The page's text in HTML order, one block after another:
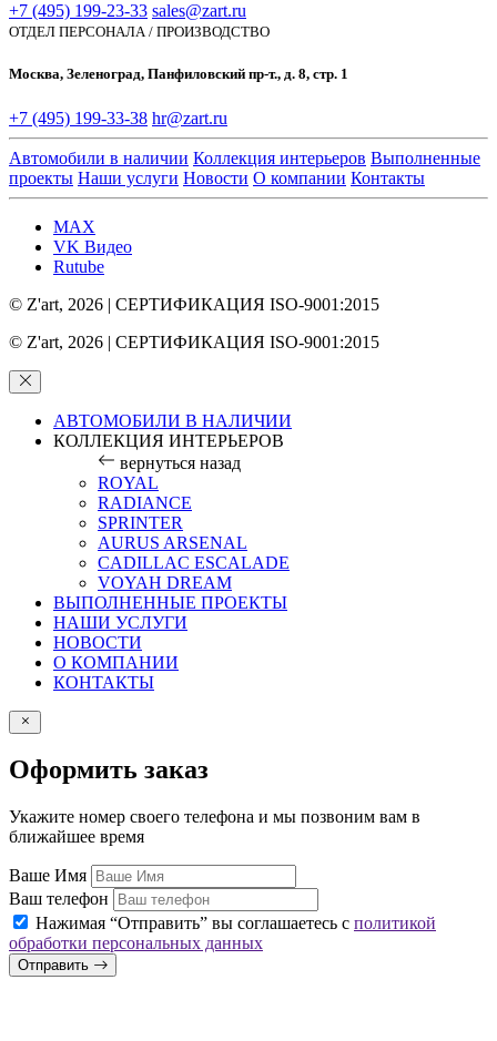
+7 (495) 199-23-33 sales@zart.ru
ОТДЕЛ ПЕРСОНАЛА / ПРОИЗВОДСТВО
Москва, Зеленоград, Панфиловский пр-т., д. 8, стр. 1
+7 (495) 199-33-38 hr@zart.ru
Автомобили в наличии Коллекция интерьеров Выполненные
проекты Наши услуги Новости О компании Контакты
MAX
VK Видео
Rutube
© Z'art, 2026 | СЕРТИФИКАЦИЯ ISO-9001:2015
© Z'art, 2026 | СЕРТИФИКАЦИЯ ISO-9001:2015
АВТОМОБИЛИ В НАЛИЧИИ
КОЛЛЕКЦИЯ ИНТЕРЬЕРОВ
вернуться назад
ROYAL
RADIANCE
SPRINTER
AURUS ARSENAL
CADILLAC ESCALADE
VOYAH DREAM
ВЫПОЛНЕННЫЕ ПРОЕКТЫ
НАШИ УСЛУГИ
НОВОСТИ
О КОМПАНИИ
КОНТАКТЫ
Оформить заказ
Укажите номер своего телефона и мы позвоним вам в
ближайшее время
Ваше Имя
Ваш телефон
Нажимая “Отправить” вы соглашаетесь с политикой
обработки персональных данных
Отправить